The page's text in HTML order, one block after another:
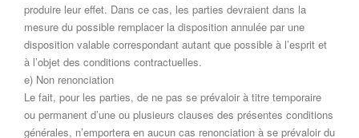
produire leur effet. Dans ce cas, les parties devraient dans la
mesure du possible remplacer la disposition annulée par une
disposition valable correspondant autant que possible à l’esprit et
à l’objet des conditions contractuelles.
e) Non renonciation
Le fait, pour les parties, de ne pas se prévaloir à titre temporaire
ou permanent d’une ou plusieurs clauses des présentes conditions
générales, n’emportera en aucun cas renonciation à se prévaloir du